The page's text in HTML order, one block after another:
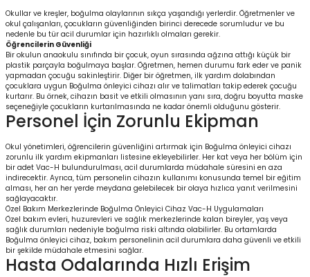
Okullar ve kreşler, boğulma olaylarının sıkça yaşandığı yerlerdir. Öğretmenler ve
okul çalışanları, çocukların güvenliğinden birinci derecede sorumludur ve bu
nedenle bu tür acil durumlar için hazırlıklı olmaları gerekir.
Öğrencilerin Güvenliği
Bir okulun anaokulu sınıfında bir çocuk, oyun sırasında ağzına attığı küçük bir
plastik parçayla boğulmaya başlar. Öğretmen, hemen durumu fark eder ve panik
yapmadan çocuğu sakinleştirir. Diğer bir öğretmen, ilk yardım dolabından
çocuklara uygun Boğulma önleyici cihazı alır ve talimatları takip ederek çocuğu
kurtarır. Bu örnek, cihazın basit ve etkili olmasının yanı sıra, doğru boyutta maske
seçeneğiyle çocukların kurtarılmasında ne kadar önemli olduğunu gösterir.
Personel İçin Zorunlu Ekipman
Okul yönetimleri, öğrencilerin güvenliğini artırmak için Boğulma önleyici cihazı
zorunlu ilk yardım ekipmanları listesine ekleyebilirler. Her kat veya her bölüm için
bir adet Vac-H bulundurulması, acil durumlarda müdahale süresini en aza
indirecektir. Ayrıca, tüm personelin cihazın kullanımı konusunda temel bir eğitim
alması, her an her yerde meydana gelebilecek bir olaya hızlıca yanıt verilmesini
sağlayacaktır.
Özel Bakım Merkezlerinde Boğulma Önleyici Cihaz Vac-H Uygulamaları
Özel bakım evleri, huzurevleri ve sağlık merkezlerinde kalan bireyler, yaş veya
sağlık durumları nedeniyle boğulma riski altında olabilirler. Bu ortamlarda
Boğulma önleyici cihaz, bakım personelinin acil durumlara daha güvenli ve etkili
bir şekilde müdahale etmesini sağlar.
Hasta Odalarında Hızlı Erişim